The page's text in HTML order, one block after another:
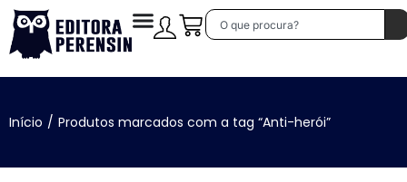
Início / Produtos marcados com a tag “Anti-herói”